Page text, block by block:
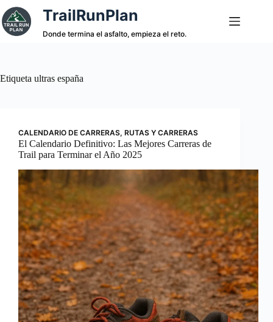
Saltar
al
contenido
TrailRunPlan
Donde termina el asfalto, empieza el reto.
Etiqueta ultras españa
CALENDARIO DE CARRERAS, RUTAS Y CARRERAS
El Calendario Definitivo: Las Mejores Carreras de
Trail para Terminar el Año 2025